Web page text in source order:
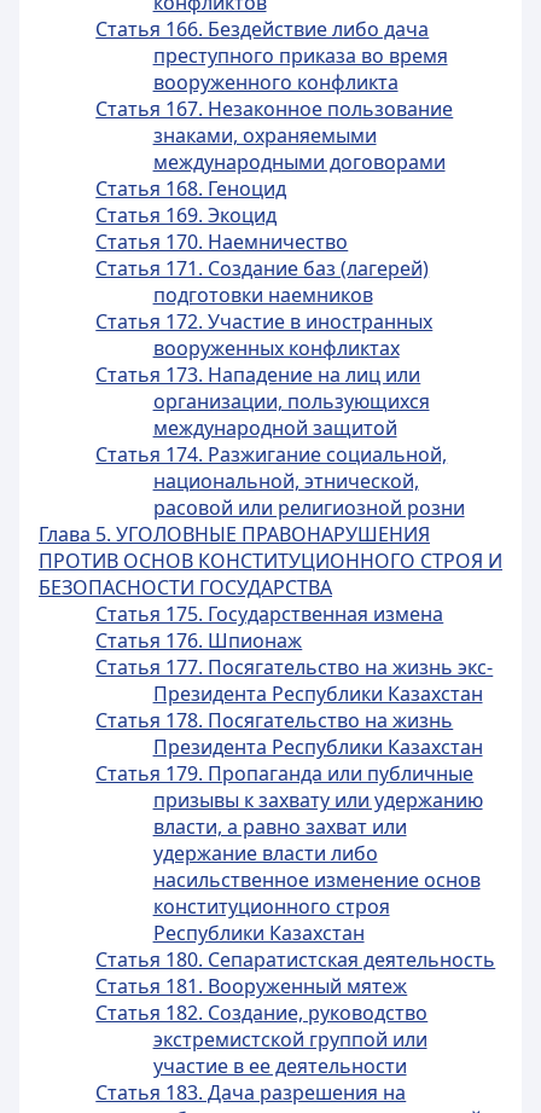
Статья 166. Бездействие либо дача
преступного приказа во время
вооруженного конфликта
Статья 167. Незаконное пользование
знаками, охраняемыми
международными договорами
Статья 168. Геноцид
Статья 169. Экоцид
Статья 170. Наемничество
Статья 171. Создание баз (лагерей)
подготовки наемников
Статья 172. Участие в иностранных
вооруженных конфликтах
Статья 173. Нападение на лиц или
организации, пользующихся
международной защитой
Статья 174. Разжигание социальной,
национальной, этнической,
расовой или религиозной розни
Глава 5. УГОЛОВНЫЕ ПРАВОНАРУШЕНИЯ
ПРОТИВ ОСНОВ КОНСТИТУЦИОННОГО СТРОЯ И
БЕЗОПАСНОСТИ ГОСУДАРСТВА
Статья 175. Государственная измена
Статья 176. Шпионаж
Статья 177. Посягательство на жизнь экс-
Президента Республики Казахстан
Статья 178. Посягательство на жизнь
Президента Республики Казахстан
Статья 179. Пропаганда или публичные
призывы к захвату или удержанию
власти, а равно захват или
удержание власти либо
насильственное изменение основ
конституционного строя
Республики Казахстан
Статья 180. Сепаратистская деятельность
Статья 181. Вооруженный мятеж
Статья 182. Создание, руководство
экстремистской группой или
участие в ее деятельности
Статья 183. Дача разрешения на